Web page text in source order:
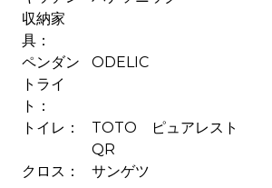
収納家
具
ペンダン
トライ
ト
ODELIC
トイレ
TOTO ピュアレスト
QR
クロス
サンゲツ